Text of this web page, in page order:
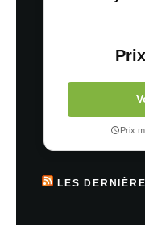
Prix
LES